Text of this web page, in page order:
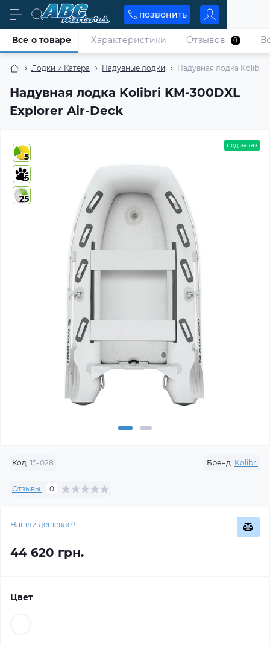
позвонить
Лодки и Катера Надувные лодки Надувная лодка Kolibri
Надувная лодка Kolibri KM-300DXL
Explorer Air-Deck
Все о товаре Характеристики Отзывов 0
5
5
25
под заказ
Код: 15-028 Бренд: Kolibri
Отзывы: 0
Нашли дешевле?
44 620 грн.
Цвет